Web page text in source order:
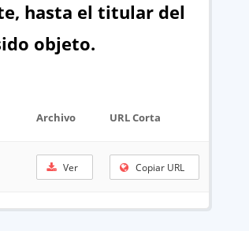
hasta el titular del
objeto.
Archivo URL Corta
Ver Copiar URL